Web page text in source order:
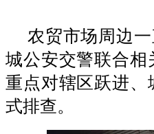
农贸市场周边
城公安交警联合
重点对辖区跃进
式排查。